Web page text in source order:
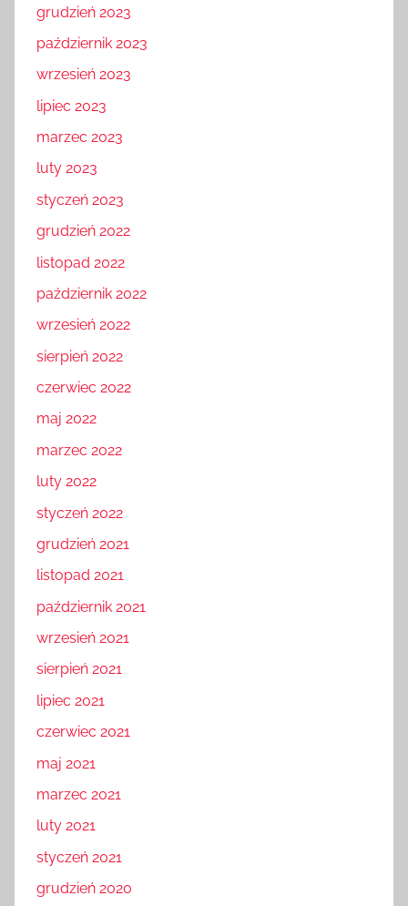
grudzień 2023
październik 2023
wrzesień 2023
lipiec 2023
marzec 2023
luty 2023
styczeń 2023
grudzień 2022
listopad 2022
październik 2022
wrzesień 2022
sierpień 2022
czerwiec 2022
maj 2022
marzec 2022
luty 2022
styczeń 2022
grudzień 2021
listopad 2021
październik 2021
wrzesień 2021
sierpień 2021
lipiec 2021
czerwiec 2021
maj 2021
marzec 2021
luty 2021
styczeń 2021
grudzień 2020